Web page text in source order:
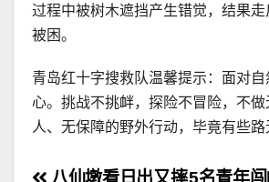
过程中被树木遮挡产生错觉，结果
被困。
青岛红十字搜救队温馨提示：面对
心。挑战不挑衅，探险不冒险，不
人、无保障的野外行动，毕竟有些
5名青年
八仙墩看日出又摔